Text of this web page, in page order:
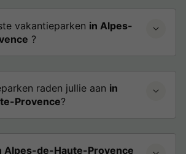
vakantieparken in Alpes-
?
raden jullie aan in
Provence?
Alpes-de-Haute-Provence